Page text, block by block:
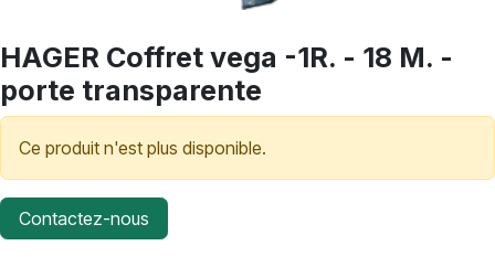
HAGER Coffret vega -1R. - 18 M. -
porte transparente
Ce produit n'est plus disponible.
Contactez-nous